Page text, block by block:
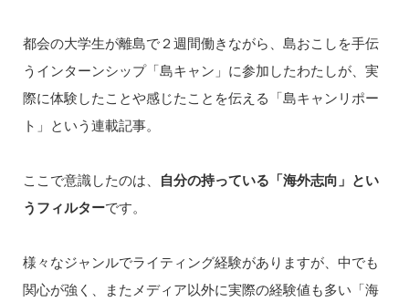
都会の大学生が離島で２週間働きながら、島おこしを手伝
うインターンシップ「島キャン」に参加したわたしが、実
際に体験したことや感じたことを伝える「島キャンリポー
ト」という連載記事。
ここで意識したのは、
自分の持っている「海外志向」とい
うフィルターです。
様々なジャンルでライティング経験がありますが、中でも
関心が強く、またメディア以外に実際の経験値も多い「海